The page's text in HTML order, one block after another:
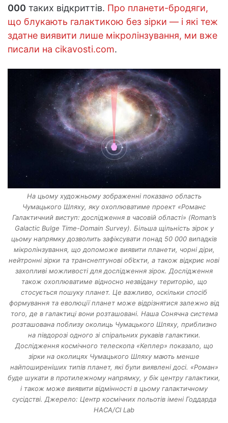
000 таких відкриттів. Про планети-бродяги,
що блукають галактикою без зірки — і які теж
здатне виявити лише мікролінзування, ми вже
писали на cikavosti.com.
На цьому художньому зображенні показано область
Чумацького Шляху, яку охоплюватиме проект «Романс
Галактичний виступ: дослідження в часовій області» (Roman’s
Galactic Bulge Time-Domain Survey). Більша щільність зірок у
цьому напрямку дозволить зафіксувати понад 50 000 випадків
мікролінзування, що допоможе виявити планети, чорні діри,
нейтронні зірки та транснептунові об’єкти, а також відкриє нові
захопливі можливості для дослідження зірок. Дослідження
також охоплюватиме відносно незвідану територію, що
стосується пошуку планет. Це важливо, оскільки спосіб
формування та еволюції планет може відрізнятися залежно від
того, де в галактиці вони розташовані. Наша Сонячна система
розташована поблизу околиць Чумацького Шляху, приблизно
на півдорозі одного зі спіральних рукавів галактики.
Дослідження космічного телескопа «Кеплер» показало, що
зірки на околицях Чумацького Шляху мають менше
найпоширеніших типів планет, які були виявлені досі. «Роман»
буде шукати в протилежному напрямку, у бік центру галактики,
і також може виявити відмінності в цьому галактичному
сусідстві. Джерело: Центр космічних польотів імені Годдарда
НАСА/CI Lab